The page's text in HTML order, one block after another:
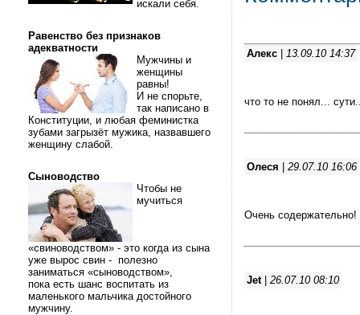
искали себя.
Равенство без признаков
адекватности
Мужчины и
женщины
равны!
И не спорьте,
так написано в
Конституции, и любая феминистка
зубами загрызёт мужика, назвавшего
женщину слабой.
Сыноводство
Чтобы не
мучиться
«свиноводством» - это когда из сына
уже вырос свин - полезно
заниматься «сыноводством»,
пока есть шанс воспитать из
маленького мальчика достойного
мужчину.
Алекс 13.09.10 14:37
что то не понял...
Олеся 29.07.10 16:06
Очень содержательно!
Jet 26.07.10 08:10